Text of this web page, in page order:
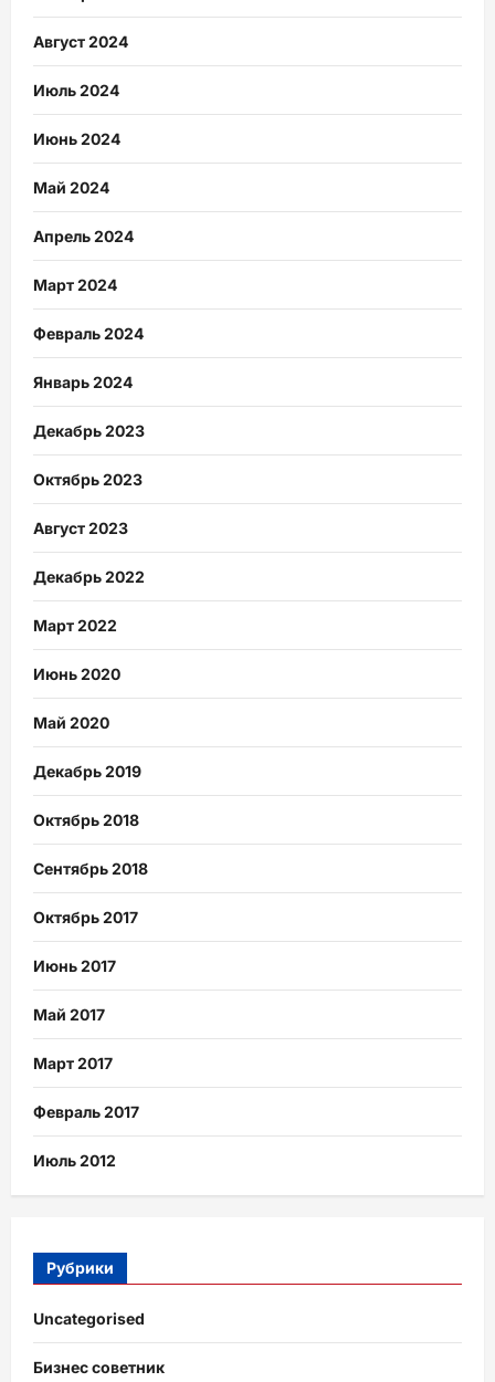
Август 2024
Июль 2024
Июнь 2024
Май 2024
Апрель 2024
Март 2024
Февраль 2024
Январь 2024
Декабрь 2023
Октябрь 2023
Август 2023
Декабрь 2022
Март 2022
Июнь 2020
Май 2020
Декабрь 2019
Октябрь 2018
Сентябрь 2018
Октябрь 2017
Июнь 2017
Май 2017
Март 2017
Февраль 2017
Июль 2012
Рубрики
Uncategorised
Бизнес советник